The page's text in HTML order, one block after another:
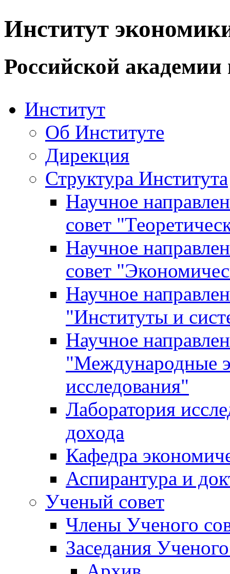
Институт
Российской академии
Институт
Об Институте
Дирекция
Структура Института
Научное
совет
Научное
совет
Научное
"Институты и
Научное
"Международные
исследования"
Лаборатория
дохода
Кафедра
Аспирантура и
Ученый совет
Члены Ученого
Заседания